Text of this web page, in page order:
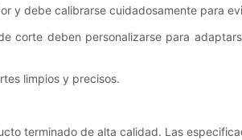
y debe calibrarse cuidadosamente para
deben personalizarse para
limpios y precisos.
terminado de alta calidad. Las